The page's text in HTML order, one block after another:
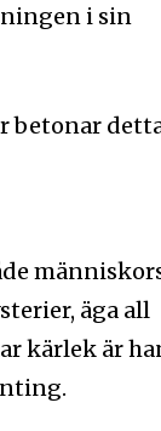
i sin
betonar
äga all
kärlek är